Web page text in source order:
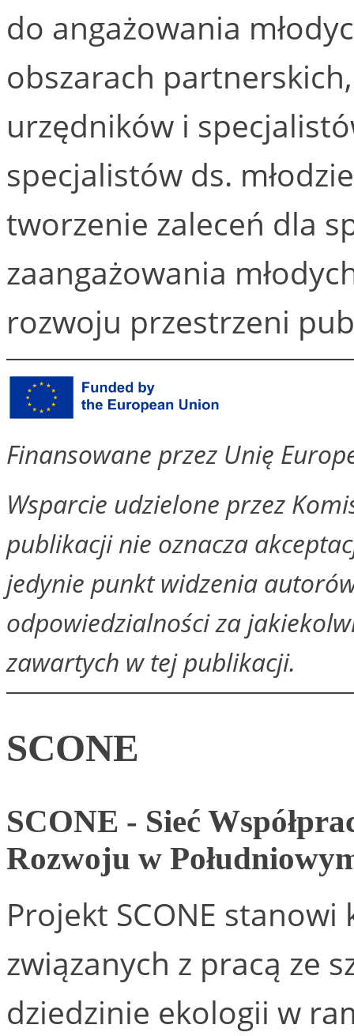
do angażowania
obszarach
urzędników i
specjalistów ds.
tworzenie zaleceń dla
zaangażowania
rozwoju przestrzeni
Finansowane przez Unię
Wsparcie udzielone przez
publikacji nie oznacza
jedynie punkt widzenia
odpowiedzialności za
zawartych w tej publikacji.
SCONE
SCONE - Sieć
Rozwoju w
Projekt SCONE
związanych z pracą ze
dziedzinie ekologii w